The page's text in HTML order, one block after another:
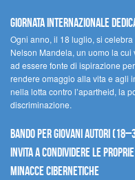
Giornata internazionale
Ogni anno, il 18 luglio, si
Nelson Mandela, un uomo la
ad essere fonte di ispirazione
rendere omaggio alla vita e agli
nella lotta contro l’apartheid, la
discriminazione.
Bando per giovani autori
invita a condividere le
minacce cibernetiche